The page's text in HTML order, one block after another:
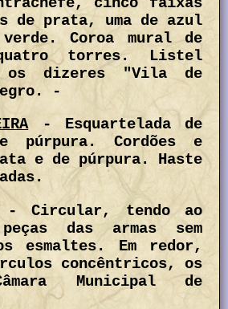
de prata, uma de azul
Coroa mural de
torres. Listel
os dizeres "Vila de
-
- Esquartelada de
púrpura. Cordões e
e de púrpura. Haste
- Circular, tendo ao
das armas sem
esmaltes. Em redor,
concêntricos, os
Municipal de